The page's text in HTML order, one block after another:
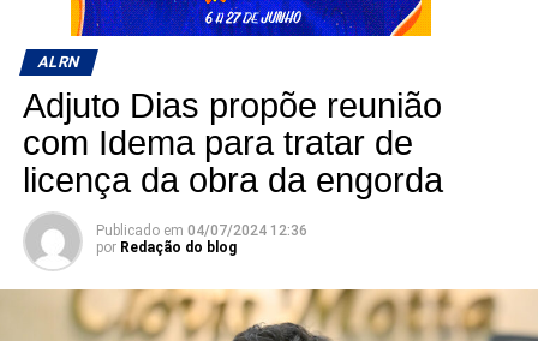
ALRN
Adjuto Dias propõe reunião
com Idema para tratar de
licença da obra da engorda
Publicado em 04/07/2024 12:36
por Redação do blog